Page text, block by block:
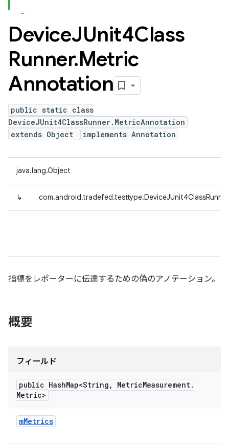
DeviceJUnit4Class
Runner.Metric
Annotation
public static class
DeviceJUnit4ClassRunner.MetricAnnotation
extends Object
implements Annotation
java.lang.Object
↳
指標をレポーターに伝達するための偽のアノテーション。
概要
フィールド
public HashMap<String , MetricMeasurement.
Metric>
mMetrics